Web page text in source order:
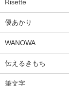
Risette
優あかり
WANOWA
伝えるきもち
筆文字